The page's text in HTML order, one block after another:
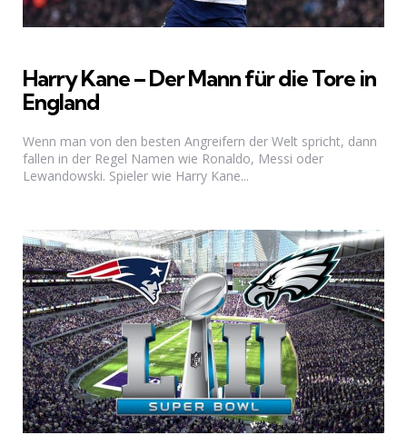
Harry Kane – Der Mann für die Tore in
England
Wenn man von den besten Angreifern der Welt spricht, dann
fallen in der Regel Namen wie Ronaldo, Messi oder
Lewandowski. Spieler wie Harry Kane...